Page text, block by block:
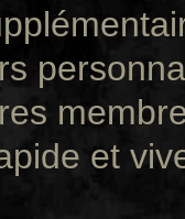
et